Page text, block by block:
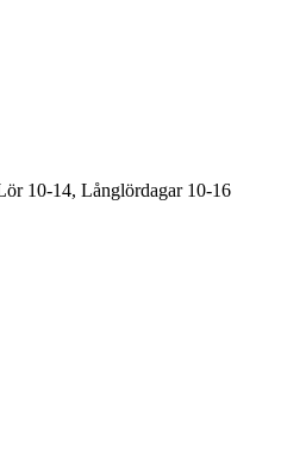
10-14, Långlördagar 10-16